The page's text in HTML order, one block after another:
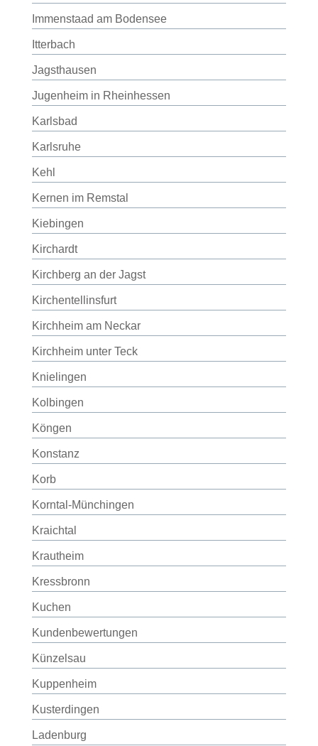
Immenstaad am Bodensee
Itterbach
Jagsthausen
Jugenheim in Rheinhessen
Karlsbad
Karlsruhe
Kehl
Kernen im Remstal
Kiebingen
Kirchardt
Kirchberg an der Jagst
Kirchentellinsfurt
Kirchheim am Neckar
Kirchheim unter Teck
Knielingen
Kolbingen
Köngen
Konstanz
Korb
Korntal-Münchingen
Kraichtal
Krautheim
Kressbronn
Kuchen
Kundenbewertungen
Künzelsau
Kuppenheim
Kusterdingen
Ladenburg